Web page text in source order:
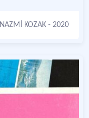
NAZMİ KOZAK - 2020